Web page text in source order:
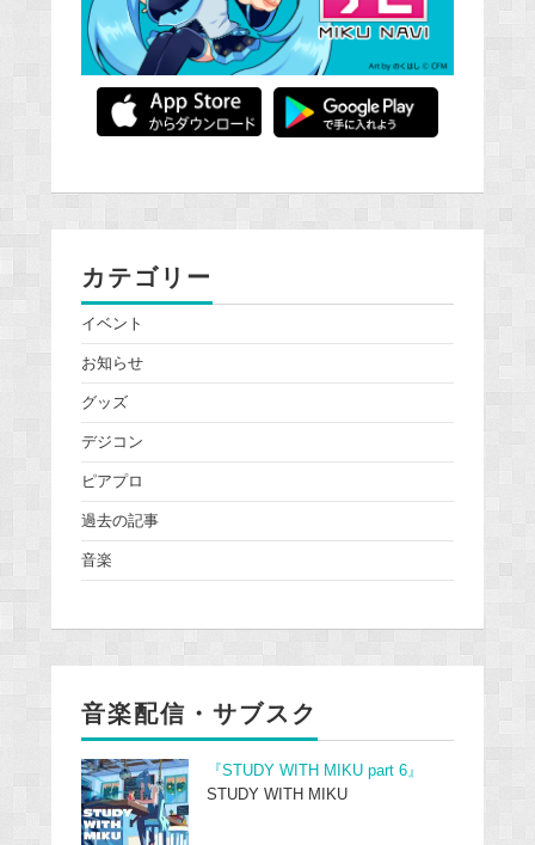
カテゴリー
イベント
お知らせ
グッズ
デジコン
ピアプロ
過去の記事
音楽
音楽配信・サブスク
『STUDY WITH MIKU part 6』
STUDY WITH MIKU